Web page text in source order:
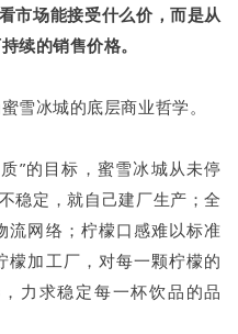
市场能接受什么价，而是从
续的销售价格。
雪冰城的底层商业哲学。
”的目标，蜜雪冰城从未停
稳定，就自己建厂生产；全
流网络；柠檬口感难以标准
檬加工厂，对每一颗柠檬的
力求稳定每一杯饮品的品